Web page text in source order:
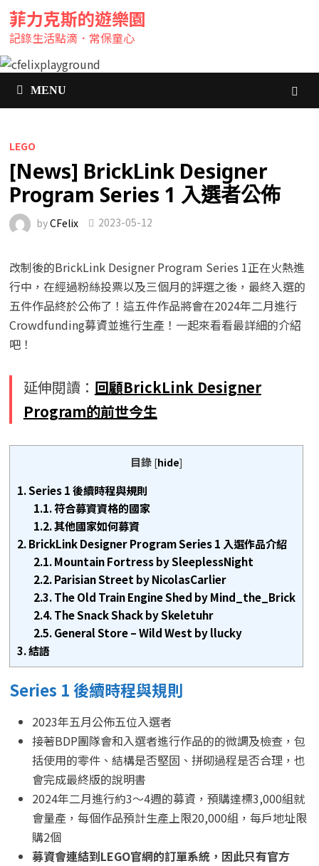
菲力克斯的遊樂園
記錄生活點滴．常保童心
MENU
LEGO
[News] BrickLink Designer
Program Series 1 入選者公佈
byCFelix 2023-05-12
改制後的BrickLink Designer Program Series 1正在火熱進
行中，在經過粉絲投票以及三個月的評選之後，最終入選的
五件作品終於公佈了！這五件作品將會在2024年二月進行
Crowdfunding募資並進行生產！一起來看看最詳細的介紹
吧！
延伸閱讀： 回顧BrickLink Designer
Program的前世今生
目錄 [hide]
1.Series 1 後續時程與規則
1.1.符合募資資格的國家
1.2.其他國家如何募資
2.BrickLink Designer Program Series 1 入選作品介紹
2.1.Mountain Fortress by SleeplessNight
2.2.Parisian Street by NicolasCarlier
2.3.The Old Train Engine Shed by Mind_the_Brick
2.4.The Snack Shack by Skeletuhr
2.5.General Store – Wild West by llucky
3.結語
Series 1 後續時程與規則
2023年五月公佈五位入選者
接著BDP團隊會和入選者進行作品的的微調及檢查，包
括使用的零件、結構是否堅固、拼砌過程是否合理，也
會完成最終版的說明書
2024年二月進行約3～4週的募資，預購達標3,000組就
會量產，每個作品預計生產上限20,000組，每戶地址限
購2個
募資會連結到LEGO官網的訂單系統，因此只有官方